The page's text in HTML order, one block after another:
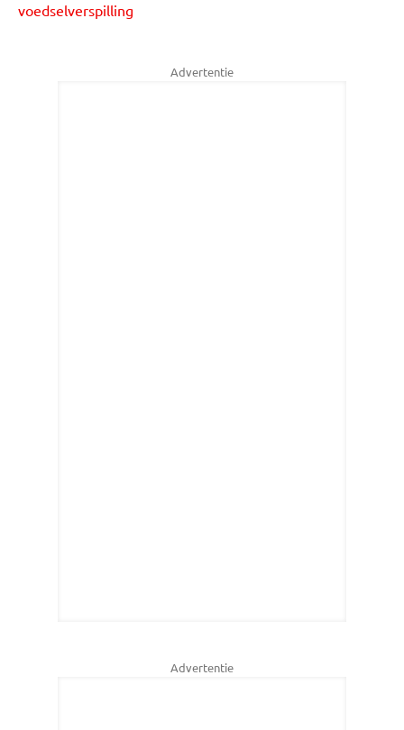
voedselverspilling
Advertentie
Advertentie